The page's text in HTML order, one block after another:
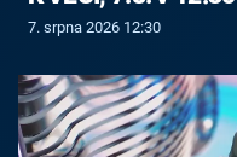
7. srpna 2026 12:30